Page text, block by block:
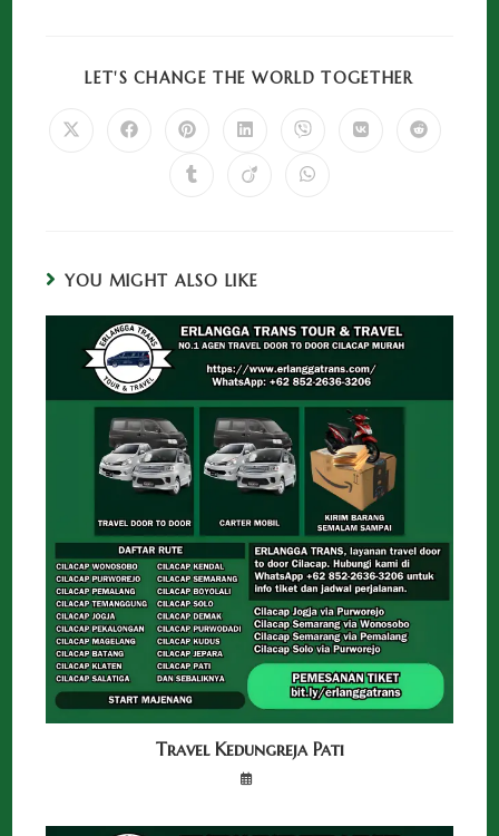
LET'S CHANGE THE WORLD TOGETHER
YOU MIGHT ALSO LIKE
Travel Kedungreja Pati